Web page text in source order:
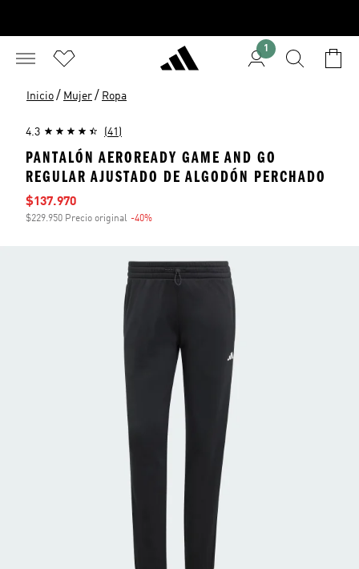
1
Inicio / Mujer / Ropa
4.3 (41)
PANTALÓN AEROREADY GAME AND GO
REGULAR AJUSTADO DE ALGODÓN PERCHADO
Precio de venta
$137.970
$229.950 Precio original -40%